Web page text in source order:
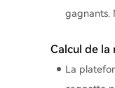
gagnants.
Calcul de la
La